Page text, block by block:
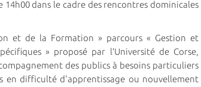
dans le cadre des rencontres dominicales
et de la Formation » parcours « Gestion et
» proposé par l’Université de Corse,
des publics à besoins particuliers
en difficulté d'apprentissage ou nouvellement